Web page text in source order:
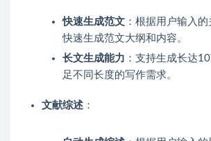
快速生成范文 ：根据用户输入
快速生成范文大纲和内容。
长文生成能力 ：支持生成长达
足不同长度的写作需求。
文献综述 ：